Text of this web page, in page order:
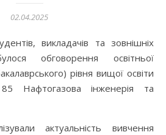
02.04.2025
обговорення освітньої
рівня вищої освіти
Нафтогазова інженерія та
актуальність вивчення